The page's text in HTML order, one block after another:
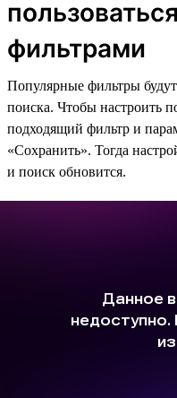
фильтрами
Популярные фильтры
поиска. Чтобы настроить
подходящий фильтр и
«Сохранить». Тогда
и поиск обновится.